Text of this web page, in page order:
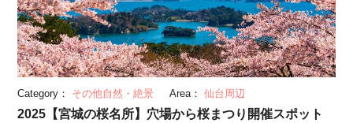
Category： その他自然・絶景 Area： 仙台周辺
2025【宮城の桜名所】穴場から桜まつり開催スポット